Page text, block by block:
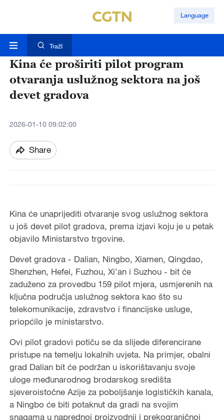
Language
TražI
Kina će proširiti pilot program
otvaranja uslužnog sektora na još
devet gradova
2026-01-10 09:02:00
Share
Kina će unaprijediti otvaranje svog uslužnog sektora
u još devet pilot gradova, prema izjavi koju je u petak
objavilo Ministarstvo trgovine.
Devet gradova - Dalian, Ningbo, Xiamen, Qingdao,
Shenzhen, Hefei, Fuzhou, Xi'an i Suzhou - bit će
zaduženo za provedbu 159 pilot mjera, usmjerenih na
ključna područja uslužnog sektora kao što su
telekomunikacije, zdravstvo i financijske usluge,
priopćilo je ministarstvo.
Ovi pilot gradovi potiču se da slijede diferencirane
pristupe na temelju lokalnih uvjeta. Na primjer, obalni
grad Dalian bit će podržan u iskorištavanju svoje
uloge međunarodnog brodarskog središta
sjeveroistočne Azije za poboljšanje logističkih kanala,
a Ningbo će biti potaknut da gradi na svojim
snagama u naprednoj proizvodnji i prekograničnoj